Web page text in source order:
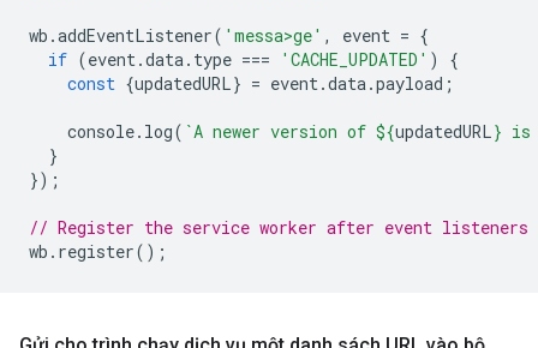
wb .addEventListener( 'messa>ge' , event = {
if (event.data. type === 'CACHE_UPDATED' )
{
const {updatedURL} = event.data.payload ;
console. log( `A newer version of ${updatedURL} is
}
});
// Register the service worker after event listeners
wb . register();